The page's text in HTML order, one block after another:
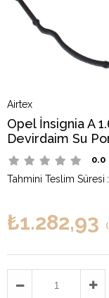
Airtex
Opel İnsignia A
Devirdaim Su
0.0
Tahmini Teslim Süresi :
₺1.282,93